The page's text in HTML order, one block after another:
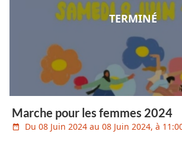
TERMINÉ
Marche pour les femmes 2024
Du 08 Juin 2024 au 08 Juin 2024, à